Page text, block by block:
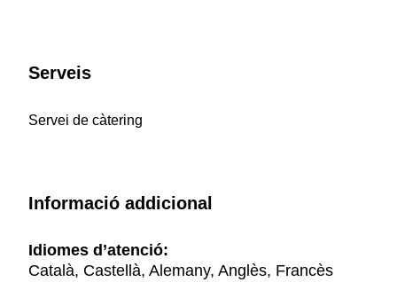
Serveis
Servei de càtering
Informació addicional
Idiomes d’atenció:
Català, Castellà, Alemany, Anglès, Francès